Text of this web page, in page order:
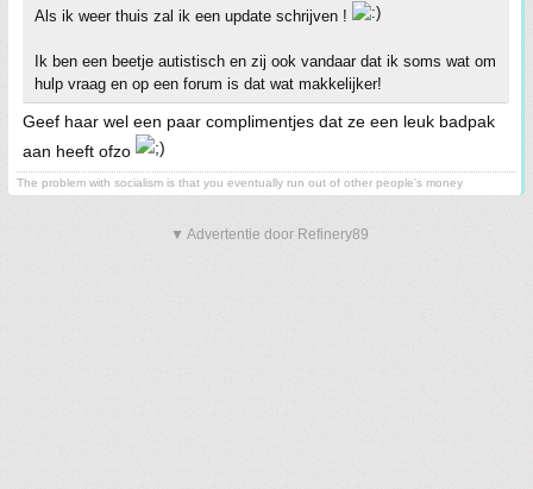
Als ik weer thuis zal ik een update schrijven !
Ik ben een beetje autistisch en zij ook vandaar dat ik soms wat om
hulp vraag en op een forum is dat wat makkelijker!
Geef haar wel een paar complimentjes dat ze een leuk badpak
aan heeft ofzo
The problem with socialism is that you eventually run out of other people's money
▼ Advertentie door Refinery89